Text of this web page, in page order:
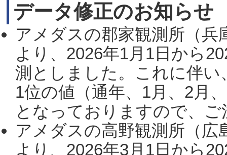
データ修正のお知らせ
アメダスの郡家観測所（
より、2026年1月1日から
測としました。これに伴い
1位の値（通年、1月、2月
となっておりますので、
アメダスの高野観測所（
より、2026年3月1日から